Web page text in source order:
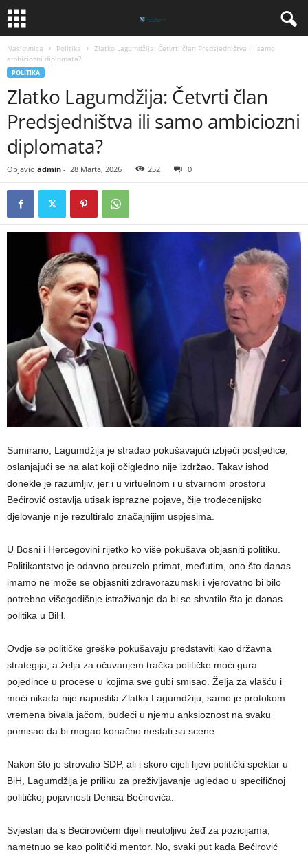
Naslovnica Politika
​Zlatko Lagumdžija: Četvrti član Predsjedništva ili samo
ambiciozni diplomata?
POLITIKA
​Zlatko Lagumdžija: Četvrti član
Predsjedništva ili samo ambiciozni
diplomata?
Objavio admin - 28 Marta, 2026 252 0
Sumirano, Lagumdžija je stradao pokušavajući izbjeći posljedice,
oslanjajući se na alat koji očigledno nije izdržao. Takav ishod
donekle je razumljiv, jer i u virtuelnom i u stvarnom prostoru
Bećirović ostavlja utisak isprazne pojave, čije trodecenijsko
djelovanje nije rezultiralo značajnijim uspjesima.
U Bosni i Hercegovini rijetko ko više pokušava objasniti politiku.
Politikantstvo je odavno preuzelo primat, međutim, ono što danas
imamo ne može se objasniti zdravorazumski i vjerovatno bi bilo
potrebno višegodišnje istraživanje da bi se shvatilo šta je danas
politika u BiH.
Ovdje se političke greške pokušavaju predstaviti kao državna
strategija, a želja za očuvanjem tračka političke moći gura
pojedince u procese u kojima sve gubi smisao. Želja za vlašću i
moći nikada nije napustila Zlatka Lagumdžiju, samo je protokom
vremena bivala jačom, budeći u njemu anksioznost na svaku
pomisao da bi mogao konačno nestati sa scene.
Nakon što je strovalio SDP, ali i skoro cijeli lijevi politički spektar u
BiH, Lagumdžija je priliku za preživljavanje ugledao u specifičnoj
političkoj pojavnosti Denisa Bećirovića.
Svjestan da s Bećirovićem dijeli neutoljivu žeđ za pozicijama,
nametnuo se kao politički mentor. No, svaki put kada Bećirović